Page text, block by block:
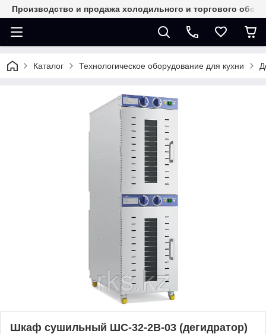
Производство и продажа холодильного и торгового
Каталог Технологическое оборудование для кухни
Шкаф сушильный ШС-32-2В-03 (дегидратор)